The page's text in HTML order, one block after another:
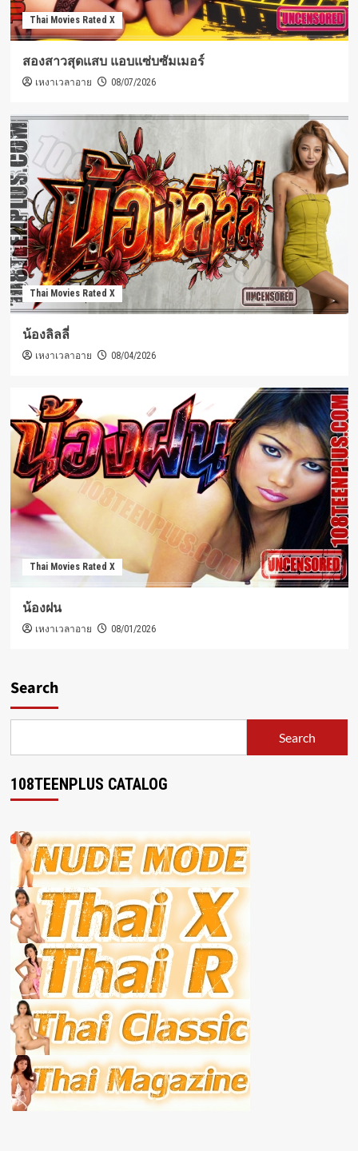
Thai Movies Rated X
สองสาวสุดแสบ แอบแซ่บซัมเมอร์
เหงาเวลาอาย 08/07/2026
Thai Movies Rated X
น้องลิลลี่
เหงาเวลาอาย 08/04/2026
Thai Movies Rated X
น้องฝน
เหงาเวลาอาย 08/01/2026
Search
Search
108TEENPLUS CATALOG